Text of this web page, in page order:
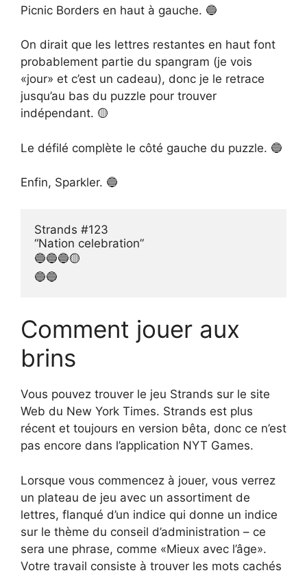
Picnic Borders en haut à gauche. 🔵
On dirait que les lettres restantes en haut font
probablement partie du spangram (je vois
«jour» et c’est un cadeau), donc je le retrace
jusqu’au bas du puzzle pour trouver
indépendant. 🟡
Le défilé complète le côté gauche du puzzle. 🔵
Enfin, Sparkler. 🔵
Strands #123
“Nation celebration”
🔵🔵🔵🟡
🔵🔵
Comment jouer aux
brins
Vous pouvez trouver le jeu Strands sur le site
Web du New York Times. Strands est plus
récent et toujours en version bêta, donc ce n’est
pas encore dans l’application NYT Games.
Lorsque vous commencez à jouer, vous verrez
un plateau de jeu avec un assortiment de
lettres, flanqué d’un indice qui donne un indice
sur le thème du conseil d’administration – ce
sera une phrase, comme «Mieux avec l’âge».
Votre travail consiste à trouver les mots cachés